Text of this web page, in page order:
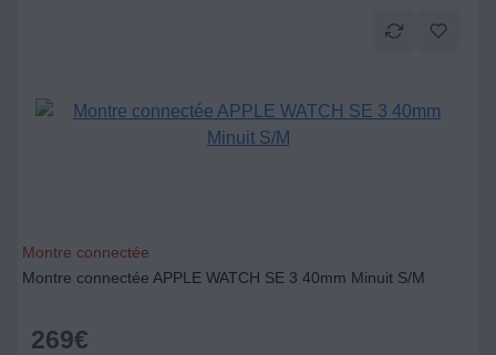
Montre connectée
Montre connectée APPLE WATCH SE 3 40mm Minuit S/M
269€